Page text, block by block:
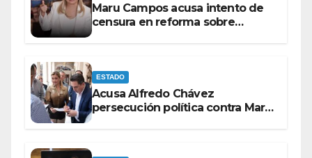
Maru Campos acusa intento de
censura en reforma sobre
ESTADO
Acusa Alfredo Chávez
persecución política contra Maru